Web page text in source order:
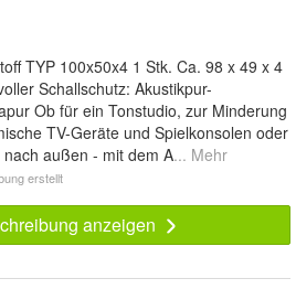
TYP 100x50x4 1 Stk. Ca. 98 x 49 x 4
Schallschutz: Akustikpur-
Ob für ein Tonstudio, zur Minderung
TV-Geräte und Spielkonsolen oder
außen - mit dem A... Mehr
erstellt
anzeigen